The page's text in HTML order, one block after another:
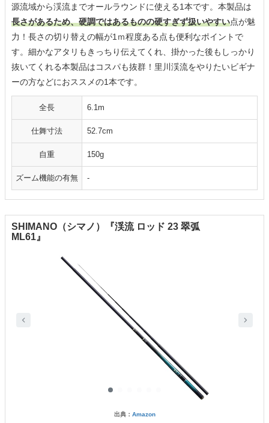
源流域から渓流までオールラウンドに使える1本です。本製品は
長さがあるため、硬調ではあるものの硬すぎず扱いやすい点が魅
力！長さの切り替えの幅が1ｍ程度ある点も便利なポイントで
す。細かなアタリもきっちり伝えてくれ、掛かった後もしっかり
抜いてくれる本製品はコスパも抜群！里川渓流をやりたいビギナ
ーの方などにおススメの1本です。
全長 6.1m
仕舞寸法 52.7cm
自重 150g
ズーム機能の有無 -
SHIMANO（シマノ）『渓流 ロッド 23 翠弧
ML61』
出典： Amazon